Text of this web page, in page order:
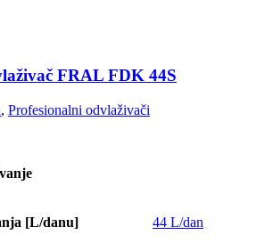
FRAL FDK 44S
, Profesionalni odvlaživači
[L/danu]
44 L/dan